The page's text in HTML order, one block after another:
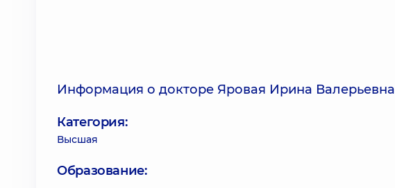
Информация о докторе Яровая Ирина Валерьевна
Категория:
Высшая
Образование: